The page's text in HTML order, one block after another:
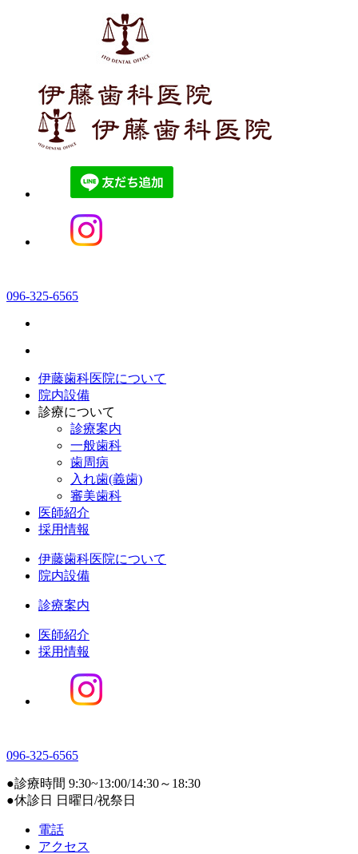
096-325-6565
伊藤歯科医院について
院内設備
診療について
診療案内
一般歯科
歯周病
入れ歯(義歯)
審美歯科
医師紹介
採用情報
伊藤歯科医院について
院内設備
診療案内
医師紹介
採用情報
096-325-6565
●診療時間 9:30~13:00/14:30～18:30
●休診日 日曜日/祝祭日
電話
アクセス